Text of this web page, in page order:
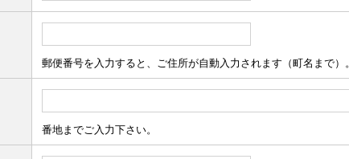
郵便番号を入力すると、ご住所が自動入力されます（町名まで）。
番地までご入力下さい。